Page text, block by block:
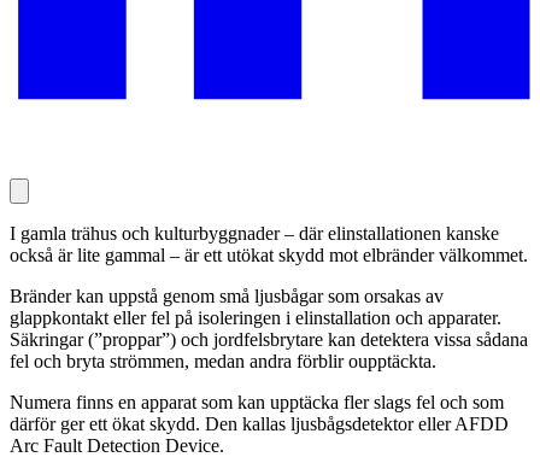
I gamla trähus och kulturbyggnader – där elinstallationen kanske
också är lite gammal – är ett utökat skydd mot elbränder välkommet.
Bränder kan uppstå genom små ljusbågar som orsakas av
glappkontakt eller fel på isoleringen i elinstallation och apparater.
Säkringar (”proppar”) och jordfelsbrytare kan detektera vissa sådana
fel och bryta strömmen, medan andra förblir oupptäckta.
Numera finns en apparat som kan upptäcka fler slags fel och som
därför ger ett ökat skydd. Den kallas ljusbågsdetektor eller AFDD
Arc Fault Detection Device.